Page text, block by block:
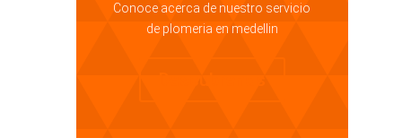
Conoce acerca de nuestro servicio
de plomeria en medellin